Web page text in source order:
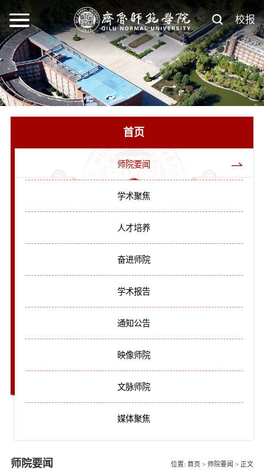
校报
首页
师院要闻
学术聚焦
人才培养
奋进师院
学术报告
通知公告
映像师院
文脉师院
媒体聚焦
师院要闻 位置: 首页 > 师院要闻 > 正文